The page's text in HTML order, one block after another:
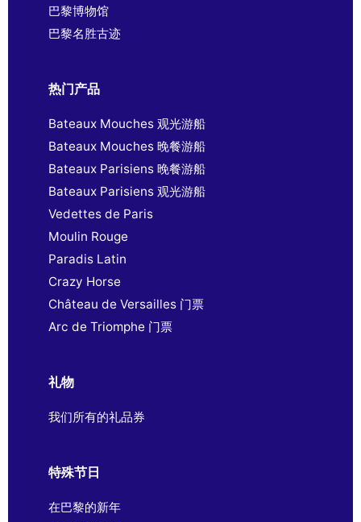
巴黎博物馆
巴黎名胜古迹
热门产品
Bateaux Mouches 观光游船
Bateaux Mouches 晚餐游船
Bateaux Parisiens 晚餐游船
Bateaux Parisiens 观光游船
Vedettes de Paris
Moulin Rouge
Paradis Latin
Crazy Horse
Château de Versailles 门票
Arc de Triomphe 门票
礼物
我们所有的礼品券
特殊节日
在巴黎的新年